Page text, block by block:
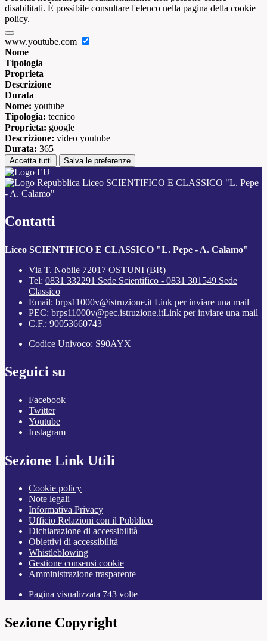
disabilitati. È possibile consultare l'elenco nella pagina della cookie
policy.
www.youtube.com
Nome
Tipologia
Proprieta
Descrizione
Durata
Nome: youtube
Tipologia: tecnico
Proprieta: google
Descrizione: video youtube
Durata: 365
Accetta tutti Salva le preferenze
Liceo SCIENTIFICO E CLASSICO "L. Pepe
- A. Calamo"
Contatti
Liceo SCIENTIFICO E CLASSICO "L. Pepe - A. Calamo"
Via T. Nobile 72017 OSTUNI (BR)
Tel: 0831 332291 Sede Scientifico - 0831 301549 Sede
Classico
Email: brps11000v@istruzione.it Link per inviare una mail
PEC: brps11000v@pec.istruzione.itLink per inviare una mail
C.F.: 90053660743
Codice Univoco: S90AYX
Seguici su
Facebook
Twitter
Youtube
Instagram
Sezione Link Utili
Cookie policy
Note legali
Informativa Privacy
Ufficio Relazioni con il Pubblico
Dichiarazione di accessibilità
Obiettivi di accessibilità
Whistleblowing
Gestione consensi cookie
Amministrazione trasparente
Pagina visualizzata 743 volte
Sezione Copyright